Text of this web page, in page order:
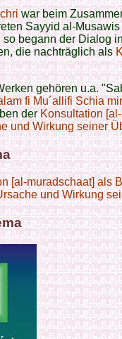
war beim
Sayyid al-
begann der Dialog
die nachträglich als
gehören u.a.
fi Mu´allifi Schia
derKonsultation
und Wirkung seiner
[al-muradschaat] als
und Wirkung